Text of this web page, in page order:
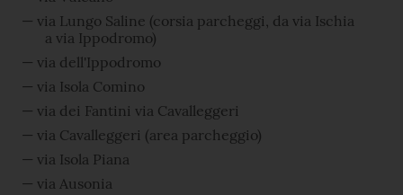
via Lungo Saline (corsia parcheggi, da via Ischia
a via Ippodromo)
via dell'Ippodromo
via Isola Comino
via dei Fantini via Cavalleggeri
via Cavalleggeri (area parcheggio)
via Isola Piana
via Ausonia